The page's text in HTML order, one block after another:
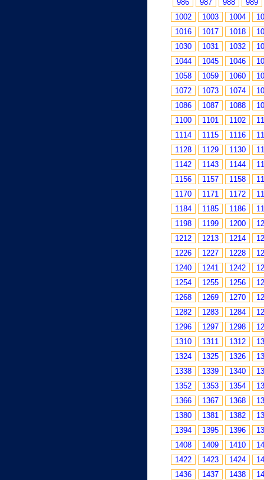
986 987 988
989
1002
1003 1004
1016
1017 1018
1030
1031 1032
1044
1045 1046
1058
1059 1060
1072
1073 1074
1086
1087 1088
1100
1101 1102
1114
1115 1116
1128
1129 1130
1142
1143 1144
1156
1157 1158
1170
1171 1172
1184
1185 1186
1198
1199 1200
1212
1213 1214
1226
1227 1228
1240
1241 1242
1254
1255 1256
1268
1269 1270
1282
1283 1284
1296
1297 1298
1310
1311 1312
1324
1325 1326
1338
1339 1340
1352
1353 1354
1366
1367 1368
1380
1381 1382
1394
1395 1396
1408
1409 1410
1422
1423 1424
1436
1437 1438